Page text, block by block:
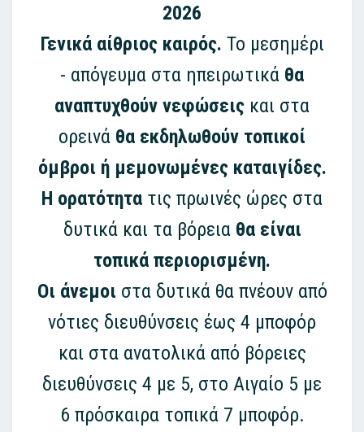
2026
Γενικά αίθριος καιρός. Το μεσημέρι
- απόγευμα στα ηπειρωτικά θα
αναπτυχθούν νεφώσεις και στα
ορεινά θα εκδηλωθούν τοπικοί
όμβροι ή μεμονωμένες καταιγίδες.
Η ορατότητα τις πρωινές ώρες στα
δυτικά και τα βόρεια θα είναι
τοπικά περιορισμένη.
Οι άνεμοι στα δυτικά θα πνέουν από
νότιες διευθύνσεις έως 4 μποφόρ
και στα ανατολικά από βόρειες
διευθύνσεις 4 με 5, στο Αιγαίο 5 με
6 πρόσκαιρα τοπικά 7 μποφόρ.